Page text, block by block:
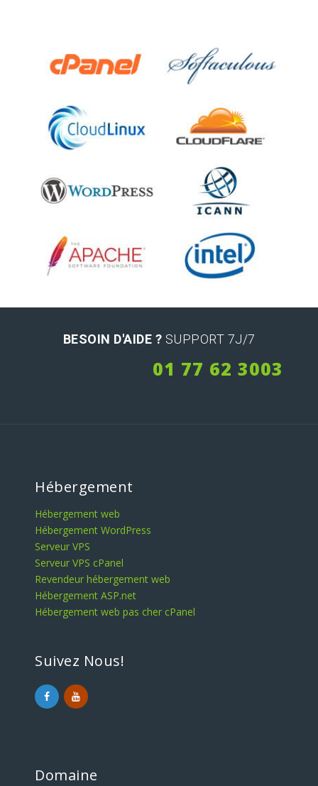
BESOIN D'AIDE ? SUPPORT 7J/7
01 77 62 3003
Hébergement
Hébergement web
Hébergement WordPress
Serveur VPS
Serveur VPS cPanel
Revendeur hébergement web
Hébergement ASP.net
Hébergement web pas cher cPanel
Suivez Nous!
Domaine